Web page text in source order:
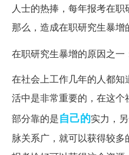
人士的热捧，每年报考在职
那么，造成在职研究生暴增
在职研究生暴增的原因之一
在社会上工作几年的人都
活中是非常重要的，在这
部分靠的是自己的实力，
脉关系广，就可以获得较